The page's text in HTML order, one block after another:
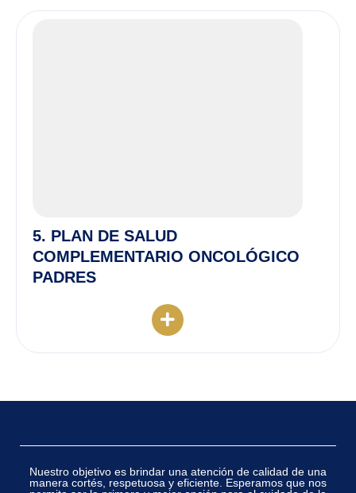
5. PLAN DE SALUD
COMPLEMENTARIO ONCOLÓGICO
PADRES
Nuestro objetivo es brindar una atención de calidad de una
manera cortés, respetuosa y eficiente. Esperamos que nos